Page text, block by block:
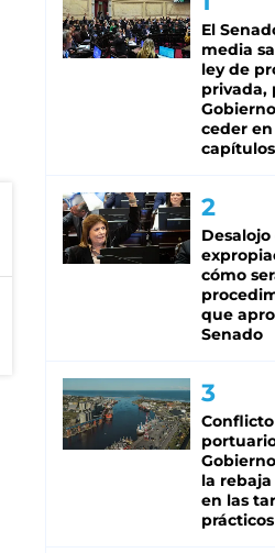
El
media
ley de
privada,
ceder
capítulos
cómo
que
Senado
Conflicto
la rebaja
en las
prácticos